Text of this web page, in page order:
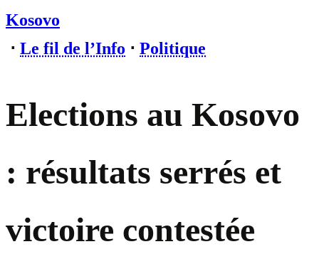
Kosovo
⋅ Le fil de l’Info ⋅ Politique
Elections au Kosovo
: résultats serrés et
victoire contestée